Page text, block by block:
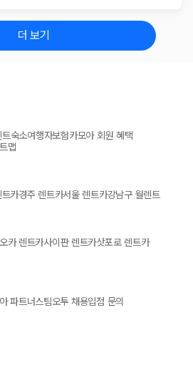
더 보기
트숙소여행자보험카모아 회원 혜택
맵
카경주 렌트카서울 렌트카강남구 월렌트
카 렌트카사이판 렌트카삿포로 렌트카
파트너스팀오투 채용입점 문의